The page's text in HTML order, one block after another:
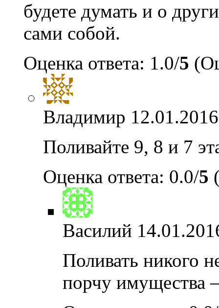
будете думать и о
сами собой.
Оценка ответа: 1.0/5
Владимир
Поливайте 9, 8 и 7
Оценка ответа: 0.0/5
Василий
Поливать никого
порчу